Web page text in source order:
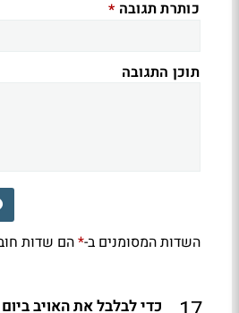
כותרת תגובה *
תוכן התגובה
השדות המסומנים ב-*הם שדות
כדי לבלבל את האויב